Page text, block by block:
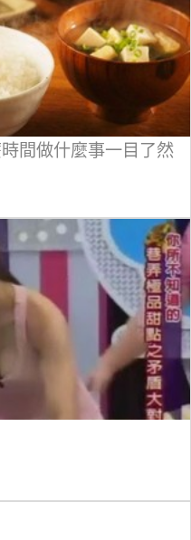
間做什麼事一目了然